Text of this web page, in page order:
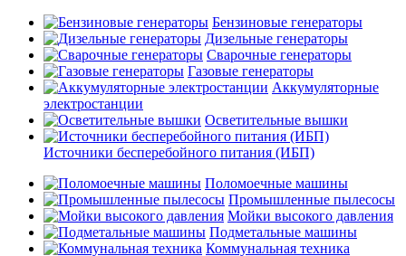
Бензиновые генераторы
Дизельные генераторы
Сварочные генераторы
Газовые генераторы
Аккумуляторные
электростанции
Осветительные вышки
Источники бесперебойного питания (ИБП)
Поломоечные машины
Промышленные пылесосы
Мойки высокого давления
Подметальные машины
Коммунальная техника